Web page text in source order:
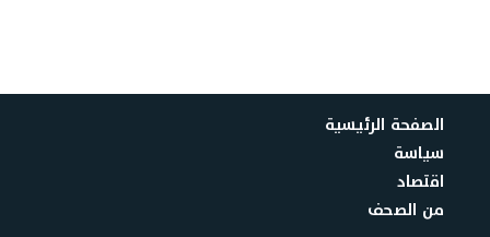
الصفحة الرئيسية
سياسة
اقتصاد
من الصحف